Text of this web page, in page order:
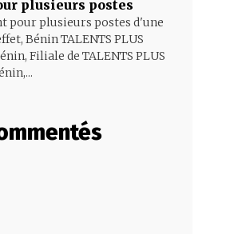
plusieurs postes
pour plusieurs postes d'une
Bénin TALENTS PLUS
Filiale de TALENTS PLUS